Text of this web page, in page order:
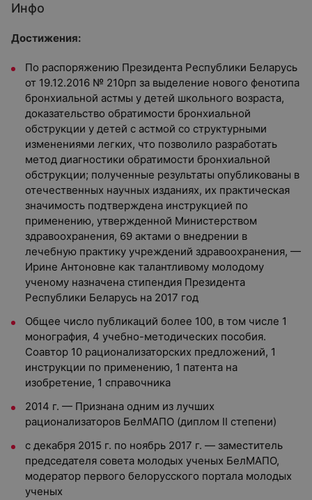
Инфо
Достижения:
По распоряжению Президента Республики Беларусь
от 19.12.2016 № 210рп за выделение нового фенотипа
бронхиальной астмы у детей школьного возраста,
доказательство обратимости бронхиальной
обструкции у детей с астмой со структурными
изменениями легких, что позволило разработать
метод диагностики обратимости бронхиальной
обструкции; полученные результаты опубликованы в
отечественных научных изданиях, их практическая
значимость подтверждена инструкцией по
применению, утвержденной Министерством
здравоохранения, 69 актами о внедрении в
лечебную практику учреждений здравоохранения, —
Ирине Антоновне как талантливому молодому
ученому назначена стипендия Президента
Республики Беларусь на 2017 год
Общее число публикаций более 100, в том числе 1
монография, 4 учебно-методических пособия.
Соавтор 10 рационализаторских предложений, 1
инструкции по применению, 1 патента на
изобретение, 1 справочника
2014 г. — Признана одним из лучших
рационализаторов БелМАПО (диплом II степени)
с декабря 2015 г. по ноябрь 2017 г. — заместитель
председателя совета молодых ученых БелМАПО,
модератор первого белорусского портала молодых
ученых